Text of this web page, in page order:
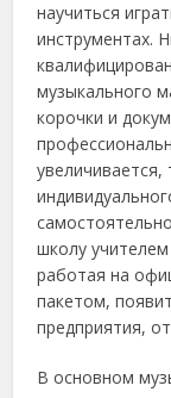
научиться
инструментах.
музыкального
корочки и
школу
работая на
пакетом,
предприятия,
В основном